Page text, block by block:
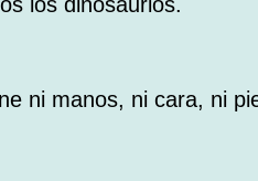
ni manos, ni cara, ni